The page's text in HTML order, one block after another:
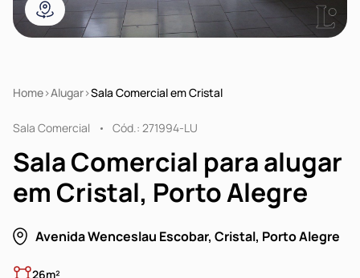
Home Alugar Sala Comercial em Cristal
Sala Comercial Cód.: 271994-LU
Sala Comercial para alugar
em Cristal, Porto Alegre
Avenida Wenceslau Escobar, Cristal, Porto Alegre
26m²